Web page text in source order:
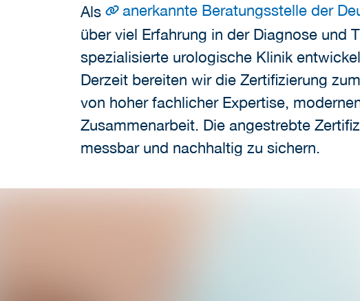
Als anerkannte Beratungsstelle der
über viel Erfahrung in der Diagnose und
spezialisierte urologische Klinik
Derzeit bereiten wir die Zertifizierung
von hoher fachlicher Expertise,
Zusammenarbeit. Die angestrebte
messbar und nachhaltig zu sichern.